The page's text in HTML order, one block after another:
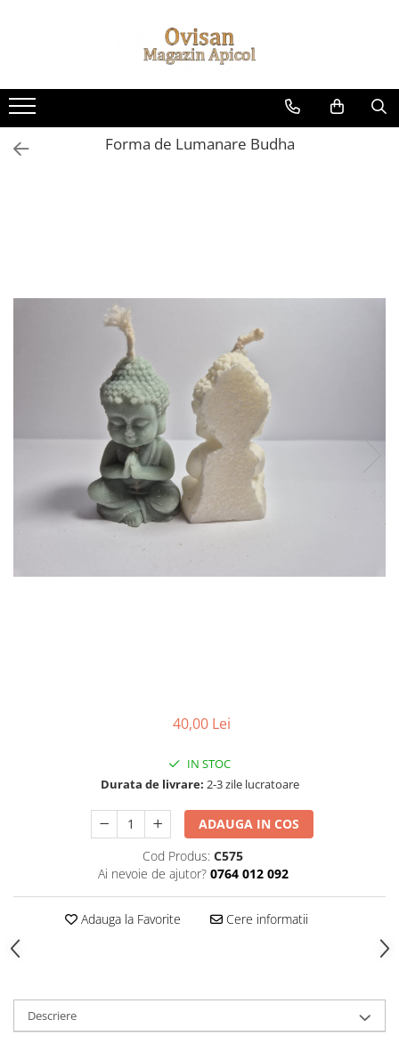
***Produse pentru toata lumea
Altele
Cosulete cadou sarbatori
Siropuri & Licori
Nou: Produse de Curatenie
Balsam de Rufe
Detergent Lichid
Detergent Pardoseli
Detergent Vase
Inalbitori ( Clor)
Solutii Curatat
Solutie de Curatat Baie
Solutie de Curatat Bucatarie
Accesorii laptisor matca
Ambalaje laptisor de matca
Atractive si Feromoni
Introducere Matci
Marcare Matci
Rame de crestere
Transvazare Larve
Echipamente de Protectie
Forma de Lumanare Budha
40,00 Lei
IN STOC
Durata de livrare: 2-3 zile lucratoare
ADAUGA IN COS
Cod Produs: C575
Ai nevoie de ajutor? 0764 012 092
Adauga la Favorite Cere informatii
Descriere